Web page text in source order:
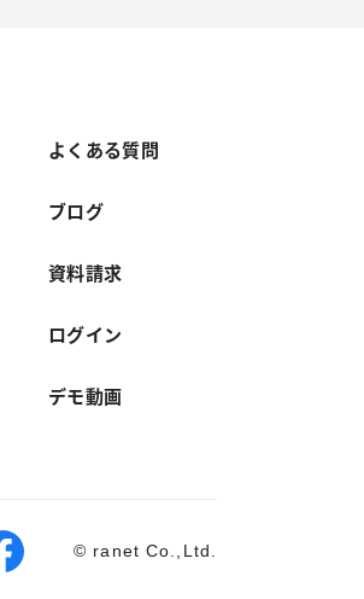
よくある質問
ブログ
資料請求
ログイン
デモ動画
© ranet Co.,Ltd.